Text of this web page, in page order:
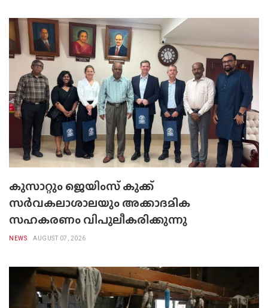
കുസാറ്റും ജെയിംസ് കുക്ക്
സർവകലാശാലയും അക്കാദമിക
സഹകരണം വിപുലീകരിക്കുന്നു
NEWS AUGUST 07, 2026